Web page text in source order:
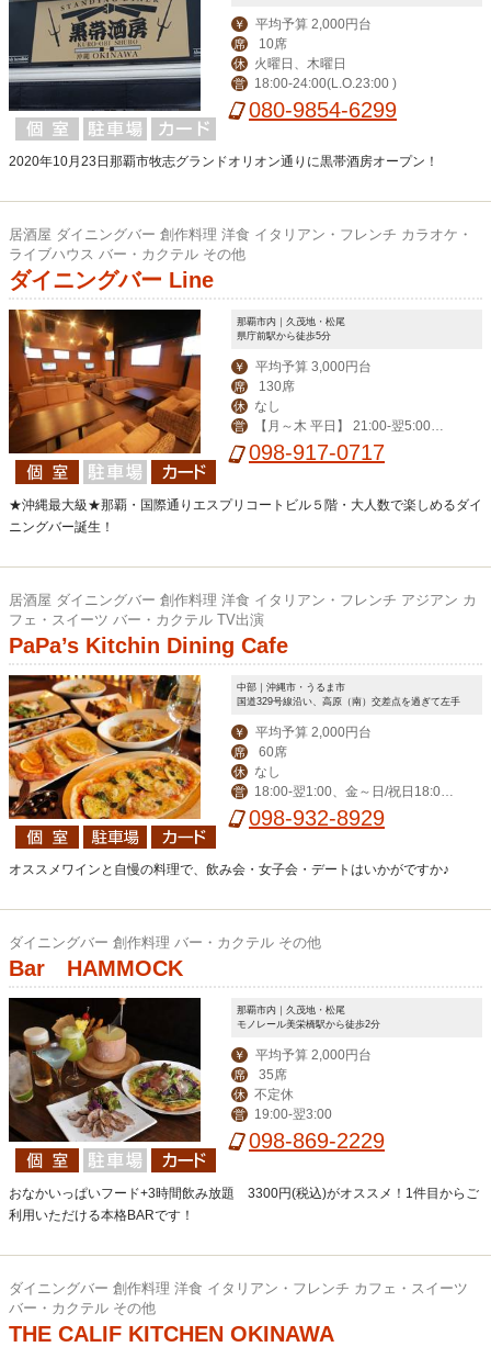
￥ 平均予算 2,000円台
席 10席
休 火曜日、木曜日
営 18:00-24:00(L.O.23:00 )
080-9854-6299
2020年10月23日那覇市牧志グランドオリオン通りに黒帯酒房オープン！
居酒屋 ダイニングバー 創作料理 洋食 イタリアン・フレンチ カラオケ・
ライブハウス バー・カクテル その他
ダイニングバー Line
那覇市内｜久茂地・松尾
県庁前駅から徒歩5分
￥ 平均予算 3,000円台
席 130席
休 なし
営
【月～木 平日】 21:00-翌5:00
【その他】19:00-翌6:00
098-917-0717
★沖縄最大級★那覇・国際通りエスプリコートビル５階・大人数で楽しめるダイ
ニングバー誕生！
居酒屋 ダイニングバー 創作料理 洋食 イタリアン・フレンチ アジアン カ
フェ・スイーツ バー・カクテル TV出演
PaPa’s Kitchin Dining Cafe
中部｜沖縄市・うるま市
国道329号線沿い、高原（南）交差点を過ぎて左手
￥ 平均予算 2,000円台
席 60席
休 なし
営
18:00‐翌1:00、金～日/祝日18:00-
翌2:00
098-932-8929
オススメワインと自慢の料理で、飲み会・女子会・デートはいかがですか♪
ダイニングバー 創作料理 バー・カクテル その他
Bar HAMMOCK
那覇市内｜久茂地・松尾
モノレール美栄橋駅から徒歩2分
￥ 平均予算 2,000円台
席 35席
休 不定休
営 19:00-翌3:00
098-869-2229
おなかいっぱいフード+3時間飲み放題 3300円(税込)がオススメ！1件目からご
利用いただける本格BARです！
ダイニングバー 創作料理 洋食 イタリアン・フレンチ カフェ・スイーツ
バー・カクテル その他
THE CALIF KITCHEN OKINAWA